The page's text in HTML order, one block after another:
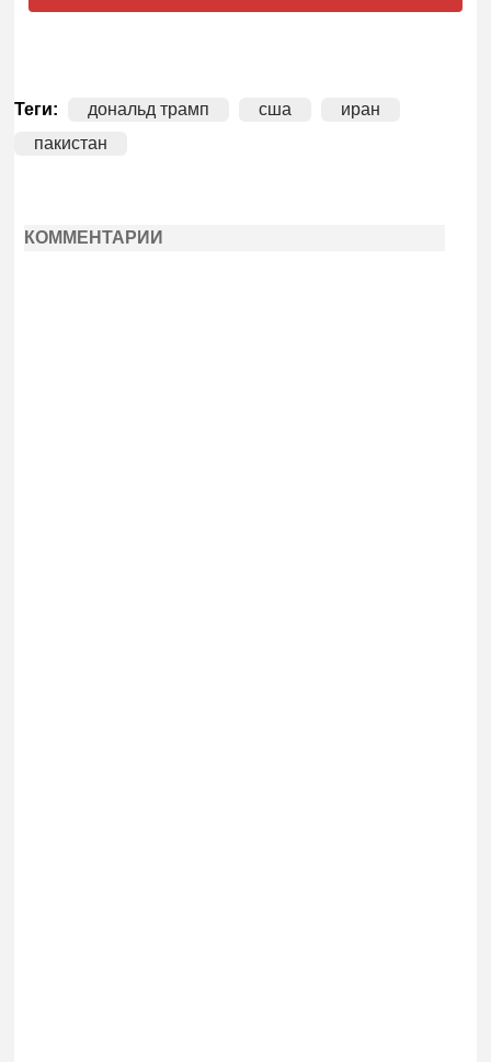
Теги: дональд трамп сша
иран
пакистан
КОММЕНТАРИИ